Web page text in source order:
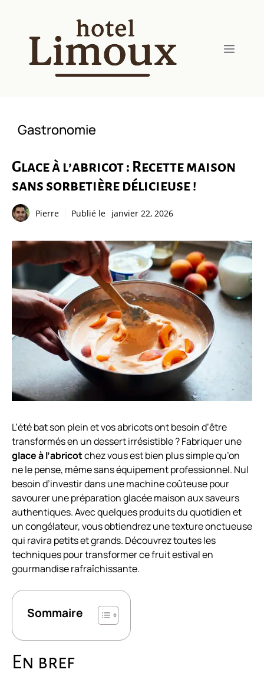
contenu
Menu
Gastronomie
Glace à l’abricot : Recette maison
sans sorbetière délicieuse !
Pierre Publié le janvier 22, 2026
L’été bat son plein et vos abricots ont besoin d’être
transformés en un dessert irrésistible ? Fabriquer une
glace à l’abricotchez vous est bien plus simple qu’on
ne le pense, même sans équipement professionnel. Nul
besoin d’investir dans une machine coûteuse pour
savourer une préparation glacée maison aux saveurs
authentiques. Avec quelques produits du quotidien et
un congélateur, vous obtiendrez une texture onctueuse
qui ravira petits et grands. Découvrez toutes les
techniques pour transformer ce fruit estival en
gourmandise rafraîchissante.
Sommaire
En bref